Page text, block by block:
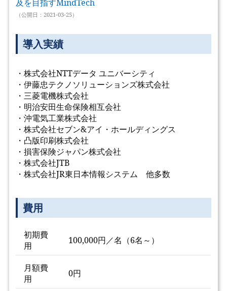
及を目指すMindTech
（公開日：2021-03-25）
導入実績
・株式会社NTTデータ ユニバーシティ
・伊藤忠テクノソリューションズ株式会社
・三菱電機株式会社
・明治安田生命保険相互会社
・沖電気工業株式会社
・株式会社セブン&アイ・ホールディングス
・凸版印刷株式会社
・損害保険ジャパン株式会社
・株式会社JTB
・株式会社JR東日本情報システム 他多数
費用
初期費
用
100,000円／名（6名～）
月額費
用
0円